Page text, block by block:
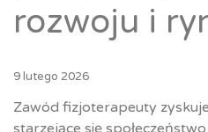
rozwoju i
9 lutego 2026
Zawód fizjoterapeuty